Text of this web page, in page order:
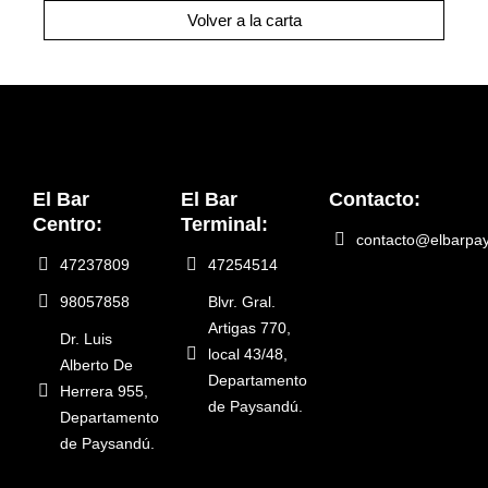
Volver a la carta
El Bar
Centro:
47237809
98057858
Dr. Luis
Alberto De
Herrera 955,
Departamento
de Paysandú.
El Bar
Terminal:
47254514
Blvr. Gral.
Artigas 770,
local 43/48,
Departamento
de Paysandú.
Contacto: